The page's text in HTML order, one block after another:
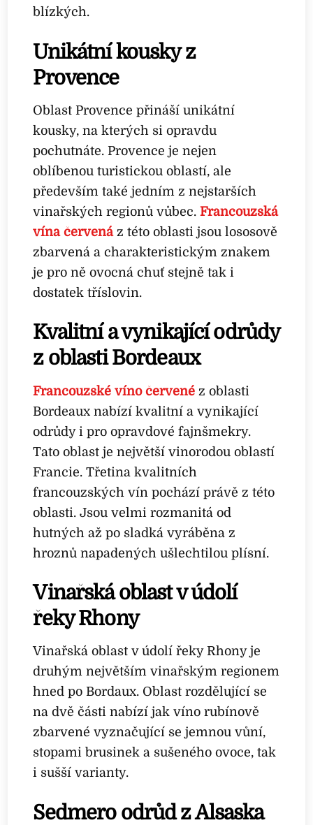
blízkých.
Unikátní kousky z
Provence
Oblast Provence přináší unikátní
kousky, na kterých si opravdu
pochutnáte. Provence je nejen
oblíbenou turistickou oblastí, ale
především také jedním z nejstarších
vinařských regionů vůbec.Francouzská
vína červenáz této oblasti jsou lososově
zbarvená a charakteristickým znakem
je pro ně ovocná chuť stejně tak i
dostatek tříslovin.
Kvalitní a vynikající odrůdy
z oblasti Bordeaux
Francouzské víno červené z oblasti
Bordeaux nabízí kvalitní a vynikající
odrůdy i pro opravdové fajnšmekry.
Tato oblast je největší vinorodou oblastí
Francie. Třetina kvalitních
francouzských vín pochází právě z této
oblasti. Jsou velmi rozmanitá od
hutných až po sladká vyráběna z
hroznů napadených ušlechtilou plísní.
Vinařská oblast v údolí
řeky Rhony
Vinařská oblast v údolí řeky Rhony je
druhým největším vinařským regionem
hned po Bordaux. Oblast rozdělující se
na dvě části nabízí jak víno rubínově
zbarvené vyznačující se jemnou vůní,
stopami brusinek a sušeného ovoce, tak
i sušší varianty.
Sedmero odrůd z Alsaska